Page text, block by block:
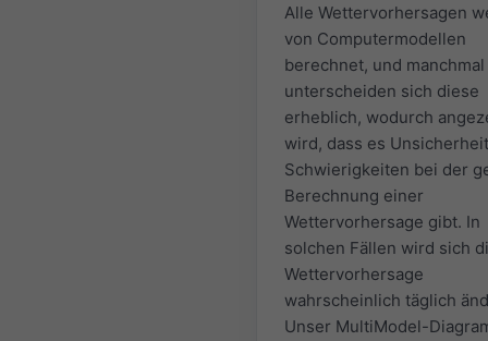
Alle Wettervorhersagen
von Computermodellen
berechnet, und manchmal
unterscheiden sich diese
erheblich, wodurch
wird, dass es
Schwierigkeiten bei der
Berechnung einer
Wettervorhersage gibt. In
solchen Fällen wird sich
Wettervorhersage
wahrscheinlich täglich
Unser MultiModel-